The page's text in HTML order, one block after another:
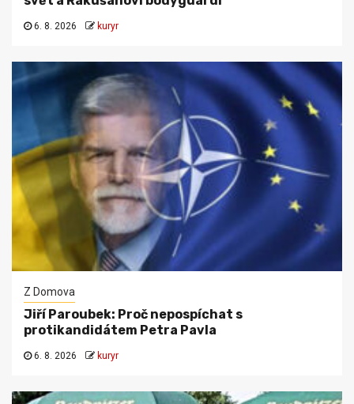
6. 8. 2026 kuryr
Z Domova
Jiří Paroubek: Proč nepospíchat s
protikandidátem Petra Pavla
6. 8. 2026 kuryr